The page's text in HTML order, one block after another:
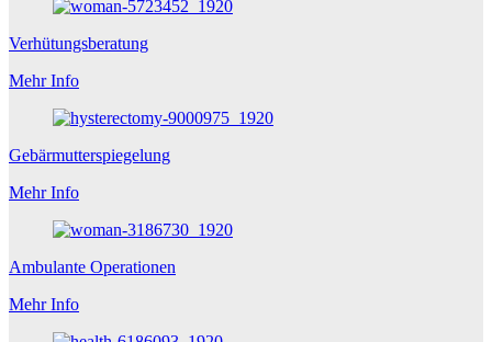
Verhütungsberatung
Mehr Info
Gebärmutterspiegelung
Mehr Info
Ambulante Operationen
Mehr Info